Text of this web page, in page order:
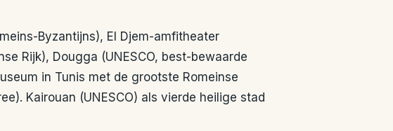
Byzantijns), El Djem-amfitheater
Rijk), Dougga (UNESCO, best-bewaarde
in Tunis met de grootste Romeinse
Kairouan (UNESCO) als vierde heilige stad